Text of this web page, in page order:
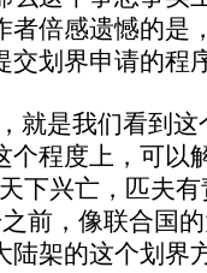
者倍感遗憾的是
交划界申请的程
就是我们看到
个程度上，可以
下兴亡，匹夫
前，像联合国
陆架的这个划界